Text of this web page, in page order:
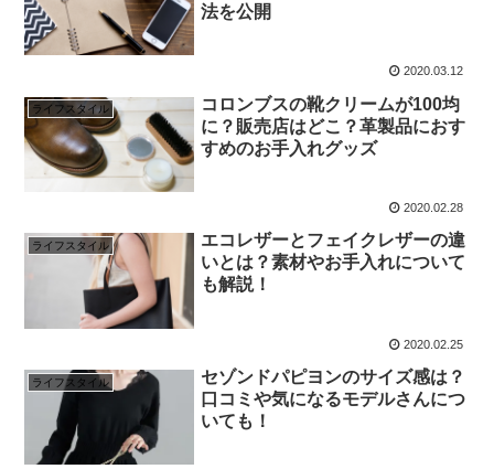
法を公開
2020.03.12
ライフスタイル
コロンブスの靴クリームが100均
に？販売店はどこ？革製品におす
すめのお手入れグッズ
2020.02.28
ライフスタイル
エコレザーとフェイクレザーの違
いとは？素材やお手入れについて
も解説！
2020.02.25
ライフスタイル
セゾンドパピヨンのサイズ感は？
口コミや気になるモデルさんにつ
いても！